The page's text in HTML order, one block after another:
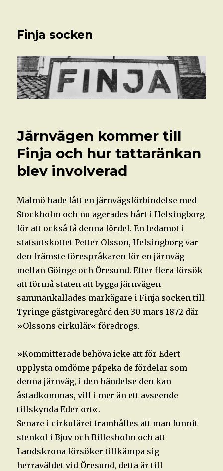
Finja socken
Järnvägen kommer till
Finja och hur tattaränkan
blev involverad
Malmö hade fått en järnvägsförbindelse med
Stockholm och nu agerades hårt i Helsingborg
för att också få denna fördel. En ledamot i
statsutskottet Petter Olsson, Helsingborg var
den främste förespråkaren för en järnväg
mellan Göinge och Öresund. Efter flera försök
att förmå staten att bygga järnvägen
sammankallades markägare i Finja socken till
Tyringe gästgivaregård den 30 mars 1872 där
»Olssons cirkulär« föredrogs.
»Kommitterade behöva icke att för Edert
upplysta omdöme påpeka de fördelar som
denna järnväg, i den händelse den kan
åstadkommas, vill i mer än ett avseende
tillskynda Eder ort«.
Senare i cirkuläret framhålles att man funnit
stenkol i Bjuv och Billesholm och att
Landskrona försöker tillkämpa sig
herraväldet vid Öresund, detta är till